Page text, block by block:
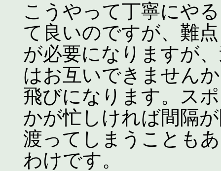
こうやって丁寧にや
て良いのですが、難
が必要になりますが
はお互いできません
飛びになります。ス
かが忙しければ間隔
渡ってしまうことも
わけです。